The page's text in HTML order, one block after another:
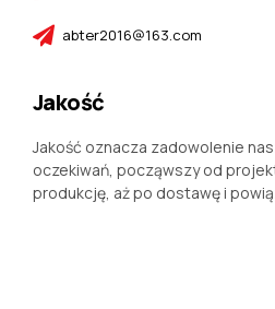
abter2016@163.com
Jakość
Jakość oznacza zadowolenie
oczekiwań, począwszy od
produkcję, aż po dostawę i